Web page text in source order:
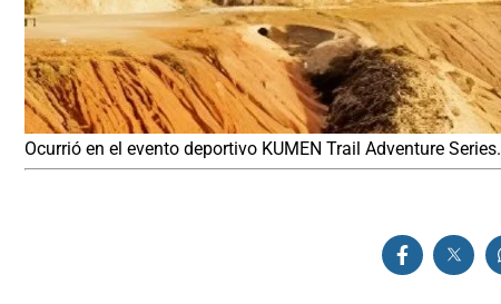
Ocurrió en el evento deportivo KUMEN Trail Adventure Series.